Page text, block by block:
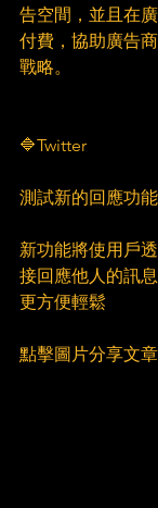
告空間，並且在
付費，協助廣告
戰略。
🔷Twitter
測試新的回應功
新功能將使用戶
接回應他人的訊
更方便輕鬆
點擊圖片分享文